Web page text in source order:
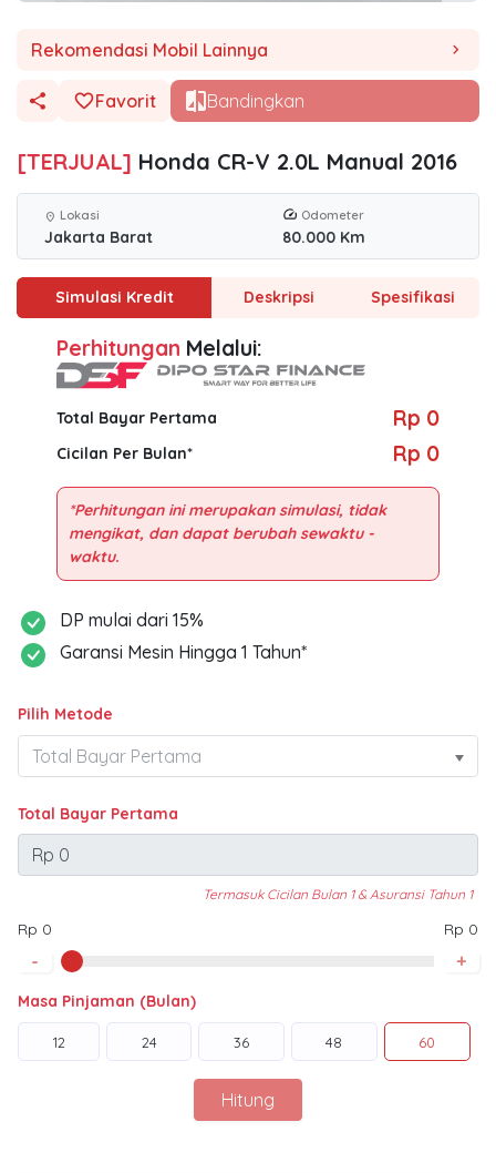
Rekomendasi Mobil Lainnya chevron_right
Favorit Bandingkan
[TERJUAL] Honda CR-V 2.0L Manual 2016
location_on Lokasi
Jakarta Barat
Odometer
80.000 Km
Simulasi Kredit Deskripsi Spesifikasi
Perhitungan Melalui:
Total Bayar Pertama Rp 0
Cicilan Per Bulan* Rp 0
*Perhitungan ini merupakan simulasi, tidak
mengikat, dan dapat berubah sewaktu -
DP mulai dari 15%
Garansi Mesin Hingga 1 Tahun*
Pilih Metode
Total Bayar Pertama
Termasuk Cicilan Bulan 1 & Asuransi Tahun 1
Rp 0 Rp 0
- +
Masa Pinjaman (Bulan)
12 24 36 48 60
Hitung